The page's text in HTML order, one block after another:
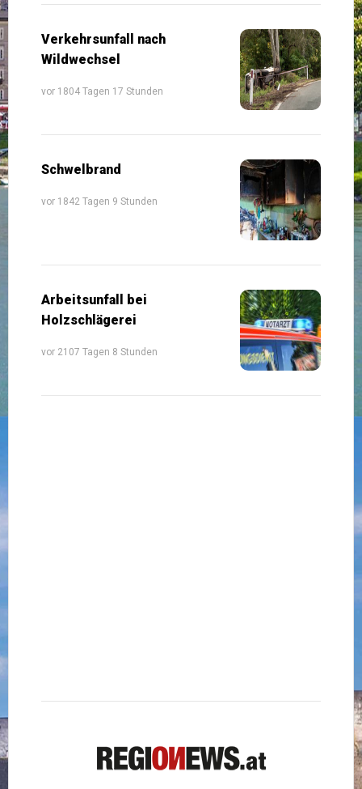
Verkehrsunfall nach
Wildwechsel
vor 1804 Tagen 17 Stunden
Schwelbrand
vor 1842 Tagen 9 Stunden
Arbeitsunfall bei
Holzschlägerei
vor 2107 Tagen 8 Stunden